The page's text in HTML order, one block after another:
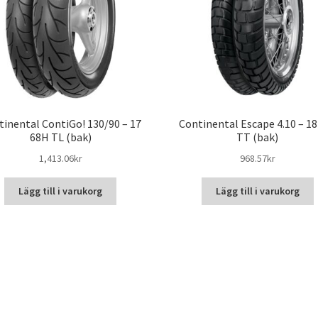
ContiGo! 130/90 – 17
68H TL (bak)
1,413.06kr
Lägg till i varukorg
Continental Escape 4.10 – 18
TT (bak)
968.57kr
Lägg till i varukorg